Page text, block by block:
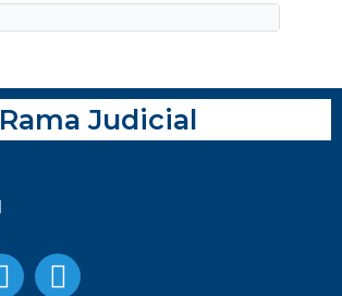
Rama Judicial